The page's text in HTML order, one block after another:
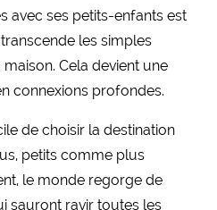
avec ses petits-enfants est
les simples
Cela devient une
connexions profondes.
de choisir la destination
petits comme plus
le monde regorge de
sauront ravir toutes les